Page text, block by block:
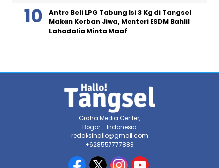
Antre Beli LPG Tabung Isi 3 Kg di Tangsel
Makan Korban Jiwa, Menteri ESDM Bahlil
Lahadalia Minta Maaf
Graha Media Center,
Bogor - Indonesia
redaksihallo@gmail.com
+628557777888